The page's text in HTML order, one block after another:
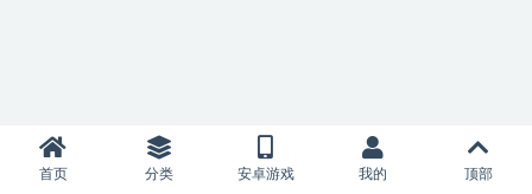
首页 分类 安卓游戏 我的 顶部